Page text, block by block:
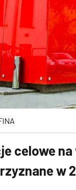
celowe
w